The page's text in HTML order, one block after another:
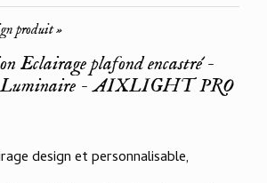
produit »
Eclairage plafond encastré -
Luminaire - AIXLIGHT PRO
design et personnalisable,